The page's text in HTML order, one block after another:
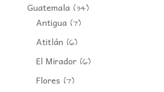
Guatemala(34)
Antigua(7)
Atitlán (6)
El Mirador(6)
Flores (7)